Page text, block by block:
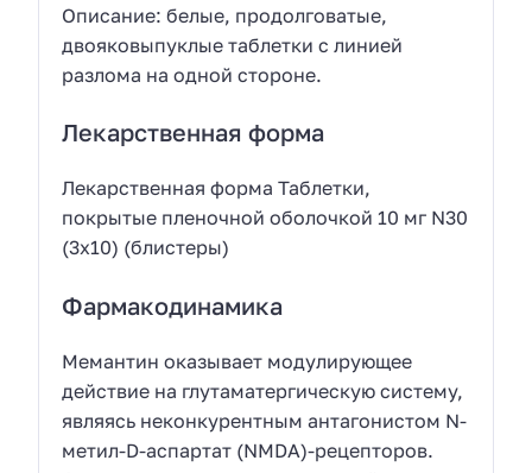
Описание: белые, продолговатые,
двояковыпуклые таблетки с линией
разлома на одной стороне.
Лекарственная форма
Лекарственная форма Таблетки,
покрытые пленочной оболочкой 10 мг N30
(3х10) (блистеры)
Фармакодинамика
Мемантин оказывает модулирующее
действие на глутаматергическую систему,
являясь неконкурентным антагонистом N-
метил-D-аспартат (NMDA)-рецепторов.